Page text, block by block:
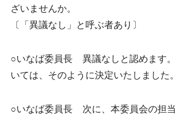
ざいませんか。
〔「異議なし」と呼ぶ者あり〕
○いなば委員長 異議なしと認めます
いては、そのように決定いたしました。
○いなば委員長 次に、本委員会の担